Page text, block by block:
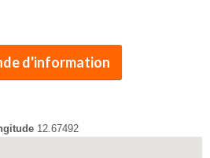
d'information
12.67492